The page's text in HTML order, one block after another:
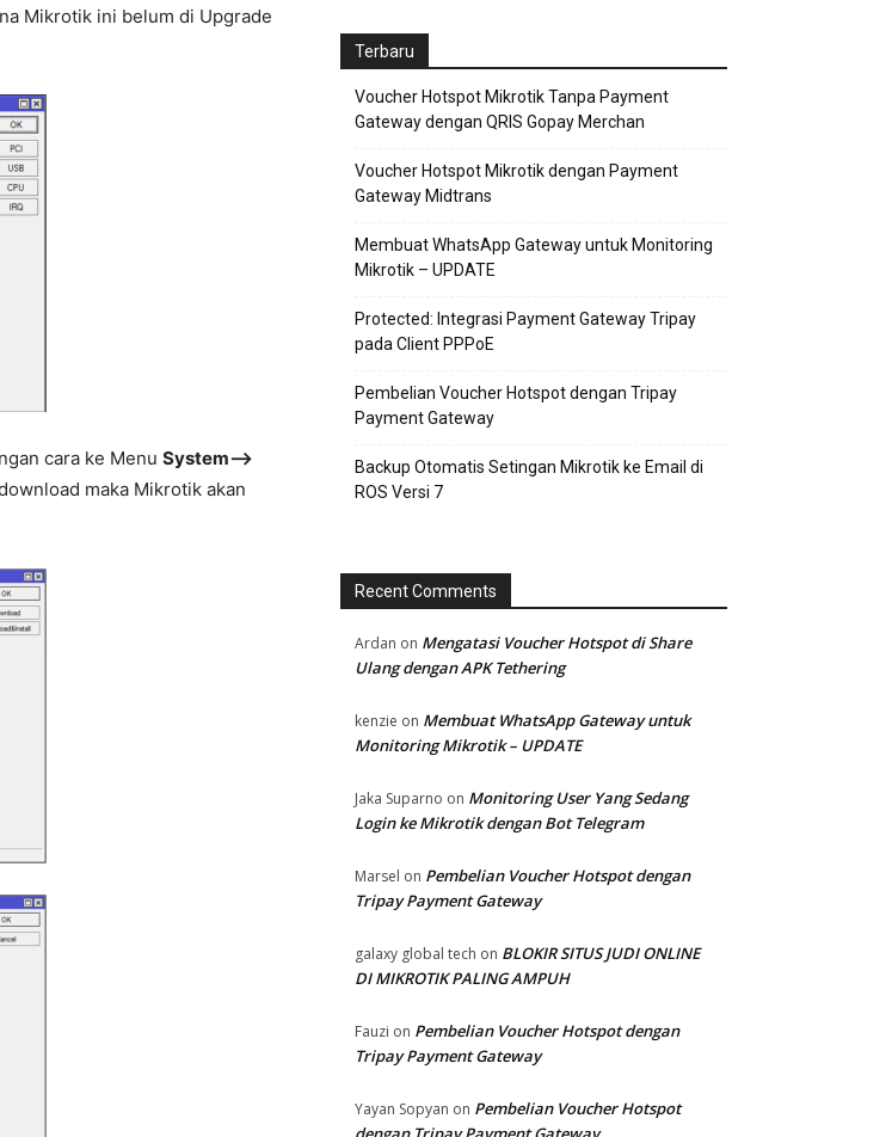
Mikrotik ini belum di Upgrade
cara ke Menu System—>
maka Mikrotik akan
Terbaru
Voucher Hotspot Mikrotik Tanpa Payment
Gateway dengan QRIS Gopay Merchan
Voucher Hotspot Mikrotik dengan Payment
Gateway Midtrans
Membuat WhatsApp Gateway untuk Monitoring
Mikrotik – UPDATE
Protected: Integrasi Payment Gateway Tripay
pada Client PPPoE
Pembelian Voucher Hotspot dengan Tripay
Payment Gateway
Backup Otomatis Setingan Mikrotik ke Email di
ROS Versi 7
Recent Comments
Ardan on Mengatasi Voucher Hotspot di Share
Ulang dengan APK Tethering
kenzie on Membuat WhatsApp Gateway untuk
Monitoring Mikrotik – UPDATE
Jaka Suparno on Monitoring User Yang Sedang
Login ke Mikrotik dengan Bot Telegram
Marsel on Pembelian Voucher Hotspot dengan
Tripay Payment Gateway
galaxy global tech on BLOKIR SITUS JUDI ONLINE
DI MIKROTIK PALING AMPUH
Fauzi on Pembelian Voucher Hotspot dengan
Tripay Payment Gateway
Yayan Sopyan on Pembelian Voucher Hotspot